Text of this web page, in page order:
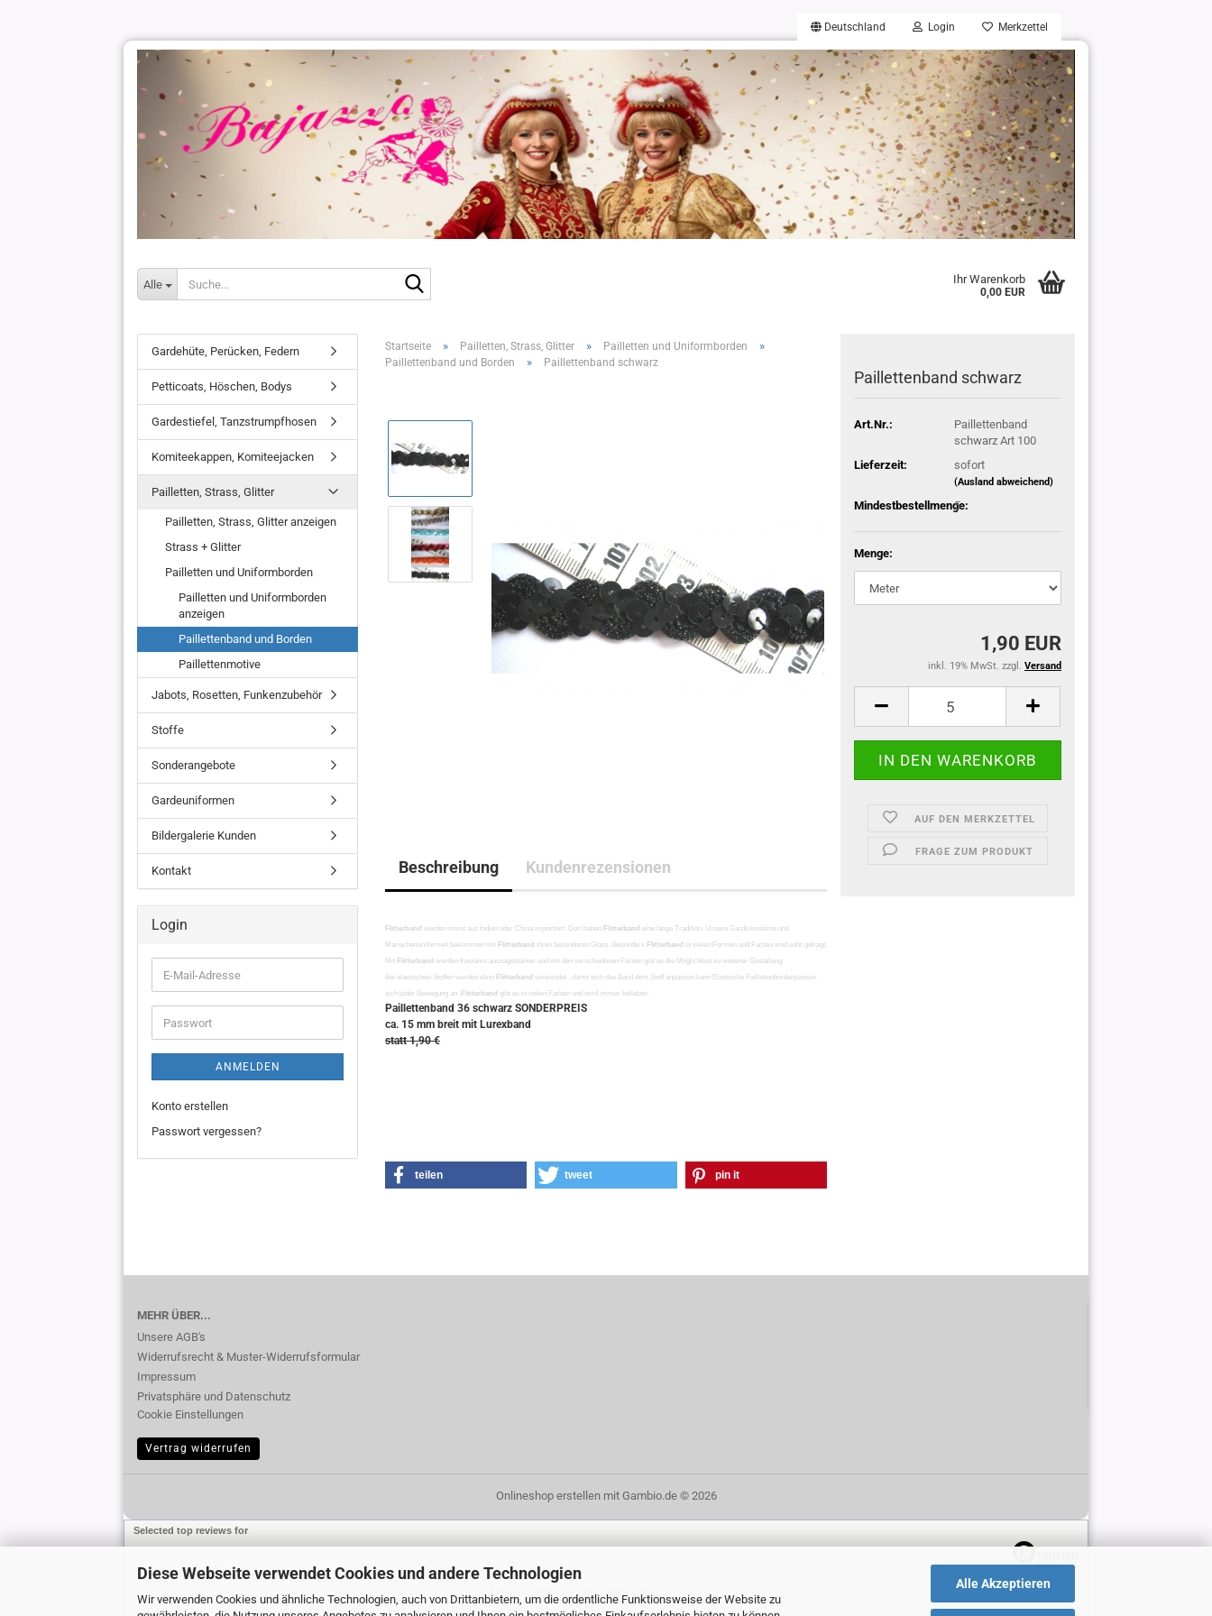
Diese Webseite verwendet Cookies und andere Technologien
Wir verwenden Cookies und ähnliche Technologien, auch von Drittanbietern, um die ordentliche Funktionsweise der Website zu
Alle Akzeptieren
Deutschland Login Merkzettel
Alle Ihr Warenkorb
0,00 EUR
Startseite » Pailletten, Strass, Glitter » Pailletten und Uniformborden »
Paillettenband und Borden » Paillettenband schwarz
Paillettenband schwarz
Art.Nr.:
Paillettenband
schwarz Art 100
Lieferzeit:
sofort
(Ausland abweichend)
Mindestbestellmenge:
5
Menge:
1,90 EUR
inkl. 19% MwSt. zzgl. Versand
AUF DEN MERKZETTEL
FRAGE ZUM PRODUKT
Beschreibung Kundenrezensionen
Flitterband werden meist aus Indien oder China importiert. Dort haben Flitterband eine lange Tradition. Unsere Garde kostüme und
Mariechenuniformen bekommen mit Flitterband ihren besonderen Glanz. Besonders Flitterband
in vielen Formen und Farben sind sehr gefragt.
Mit Flitterband werden Kostüme aussagestärker und mit den verschiedenen Farben gibt es die Möglichkeit zu weiterer Gestaltung.
Bei elastischen Stoffen werden dann Flitterband verwendet , damit sich das Band dem Stoff anpassen kann Elastische Paillettenbordenpassen
sich jeder Bewegung an .
Flitterband gibt es in vielen Farben und wird immer beliebter.
Paillettenband 36 schwarz SONDERPREIS
ca. 15 mm breit mit Lurexband
statt 1,90 €
teilen tweet pin it
Gardehüte, Perücken, Federn
Petticoats, Höschen, Bodys
Gardestiefel, Tanzstrumpfhosen
Komiteekappen, Komiteejacken
Pailletten, Strass, Glitter
Pailletten, Strass, Glitter anzeigen
Strass + Glitter
Pailletten und Uniformborden
Pailletten und Uniformborden
anzeigen
Paillettenband und Borden
Paillettenmotive
Jabots, Rosetten, Funkenzubehör
Stoffe
Sonderangebote
Gardeuniformen
Bildergalerie Kunden
Kontakt
Login
E-
Mail-
Adresse
Passwort
ANMELDEN
Konto erstellen
Passwort vergessen?
MEHR ÜBER...
Unsere AGB's
Widerrufsrecht & Muster-Widerrufsformular
Impressum
Privatsphäre und Datenschutz
Cookie Einstellungen
Vertrag widerrufen
Onlineshop erstellenmit Gambio.de © 2026
Selected top reviews for
There are no reviews yet.